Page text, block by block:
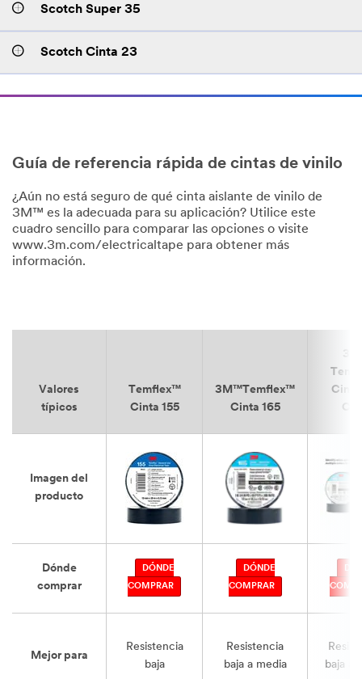
Scotch Super 35
Scotch Cinta 23
Guía de referencia rápida de cintas de vinilo
¿Aún no está seguro de qué cinta aislante de vinilo de
3M™ es la adecuada para su aplicación? Utilice este
cuadro sencillo para comparar las opciones o visite
www.3m.com/electricaltape para obtener más
información.
Valores
típicos
Temflex™
Cinta 155
3M™Temflex™
Cinta 165
Cinta
Imagen del
producto
Dónde
comprar
DÓNDE
COMPRAR
DÓNDE
COMPRAR
Mejor para
Resistencia
baja
Resistencia
baja a media
baja a